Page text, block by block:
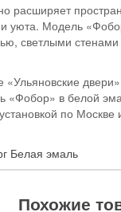
расширяет
уюта. Модель
светлыми
«Ульяновские
«Фобор» в белой
по Москве
Белая эмаль
Похожие